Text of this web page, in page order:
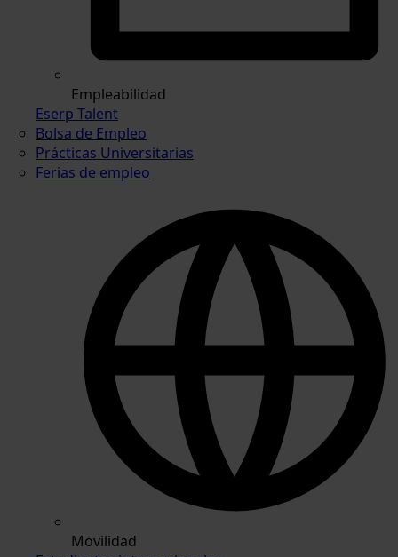
Empleabilidad
Eserp Talent
Bolsa de Empleo
Prácticas Universitarias
Ferias de empleo
Movilidad